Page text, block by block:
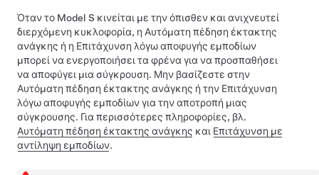
Όταν το Model S κινείται με την όπισθεν και ανιχνευτεί
διερχόμενη κυκλοφορία, η Αυτόματη πέδηση έκτακτης
ανάγκης ή η Επιτάχυνση λόγω αποφυγής εμποδίων
μπορεί να ενεργοποιήσει τα φρένα για να προσπαθήσει
να αποφύγει μια σύγκρουση. Μην βασίζεστε στην
Αυτόματη πέδηση έκτακτης ανάγκης ή την Επιτάχυνση
λόγω αποφυγής εμποδίων για την αποτροπή μιας
σύγκρουσης. Για περισσότερες πληροφορίες, βλ.
Αυτόματη πέδηση έκτακτης ανάγκης και Επιτάχυνση με
αντίληψη εμποδίων.